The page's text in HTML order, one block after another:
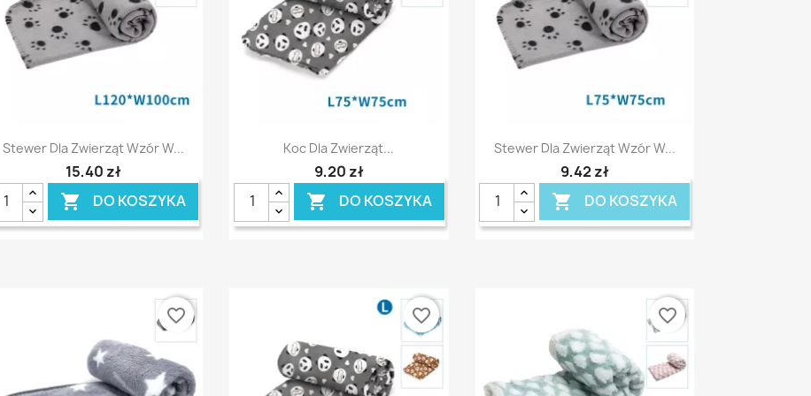
Szybki podgląd
Stewer Dla Zwierząt Wzór W...
15,40 zł
 DO KOSZYKA
Szybki podgląd
Koc Dla Zwierząt...
9,20 zł
 DO KOSZYKA
Szybki podgląd
Stewer Dla Zwierząt Wzór W...
9,42 zł
 DO KOSZYKA
favorite_border favorite_border favorite_border